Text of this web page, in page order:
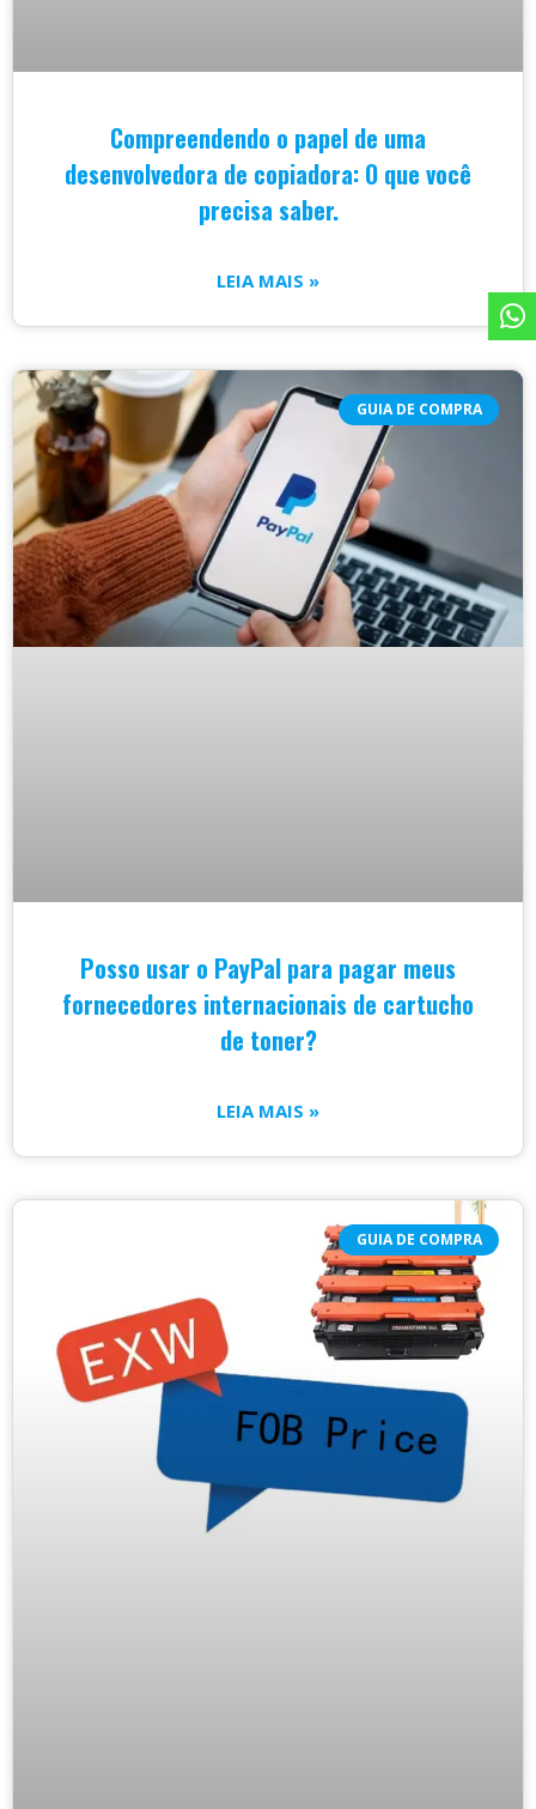
Compreendendo o papel de uma
desenvolvedora de copiadora: O que você
precisa saber.
LEIA MAIS »
GUIA DE COMPRA
Posso usar o PayPal para pagar meus
fornecedores internacionais de cartucho
de toner?
LEIA MAIS »
GUIA DE COMPRA